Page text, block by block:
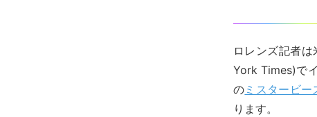
ロレンズ記者
York Times)で
の ミスタービー
ります。